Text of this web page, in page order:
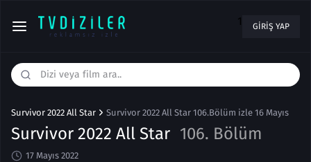
1 GIRIŞ YAP
Survivor 2022 All Star Survivor 2022 All Star 106.Bölüm izle 16 Mayıs
Survivor 2022 All Star 106. Bölüm
17 Mayıs 2022